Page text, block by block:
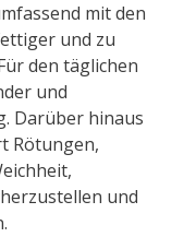
mit den
und zu
den täglichen
und
Darüber hinaus
Rötungen,
und